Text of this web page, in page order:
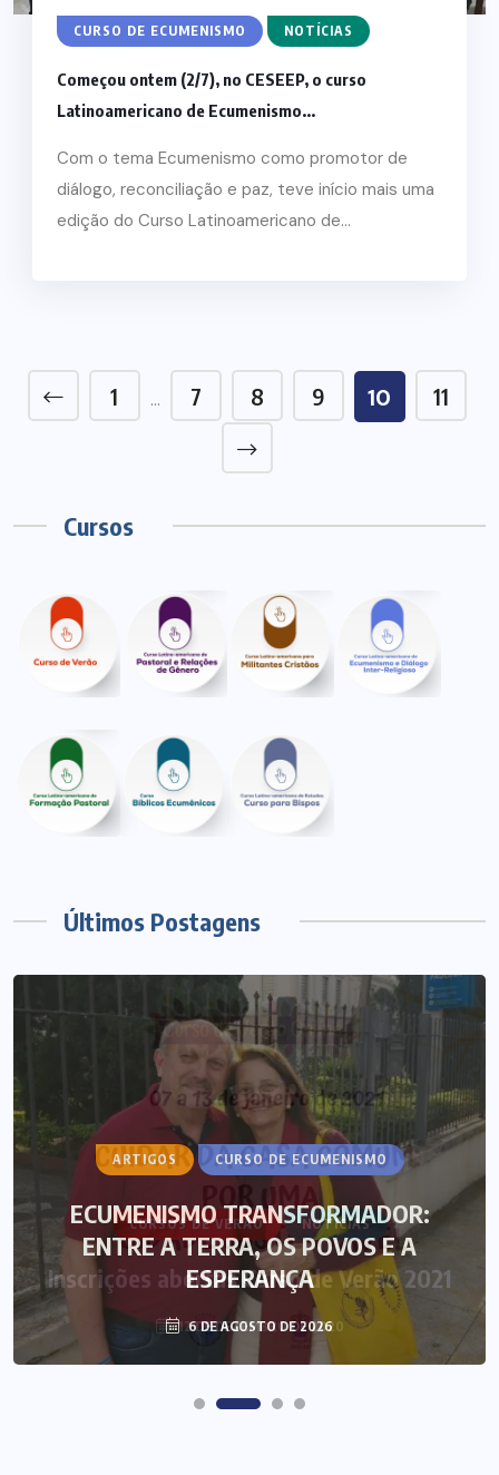
CURSO DE ECUMENISMO NOTÍCIAS
Começou ontem (2/7), no CESEEP, o curso
Latinoamericano de Ecumenismo...
Com o tema Ecumenismo como promotor de
diálogo, reconciliação e paz, teve início mais uma
edição do Curso Latinoamericano de...
1 … 7 8 9 10 11
Cursos
Últimos Postagens
ARTIGOS CURSO DE ECUMENISMO
ECUMENISMO TRANSFORMADOR:
ENTRE A TERRA, OS POVOS E A
ESPERANÇA
6 DE AGOSTO DE 2026